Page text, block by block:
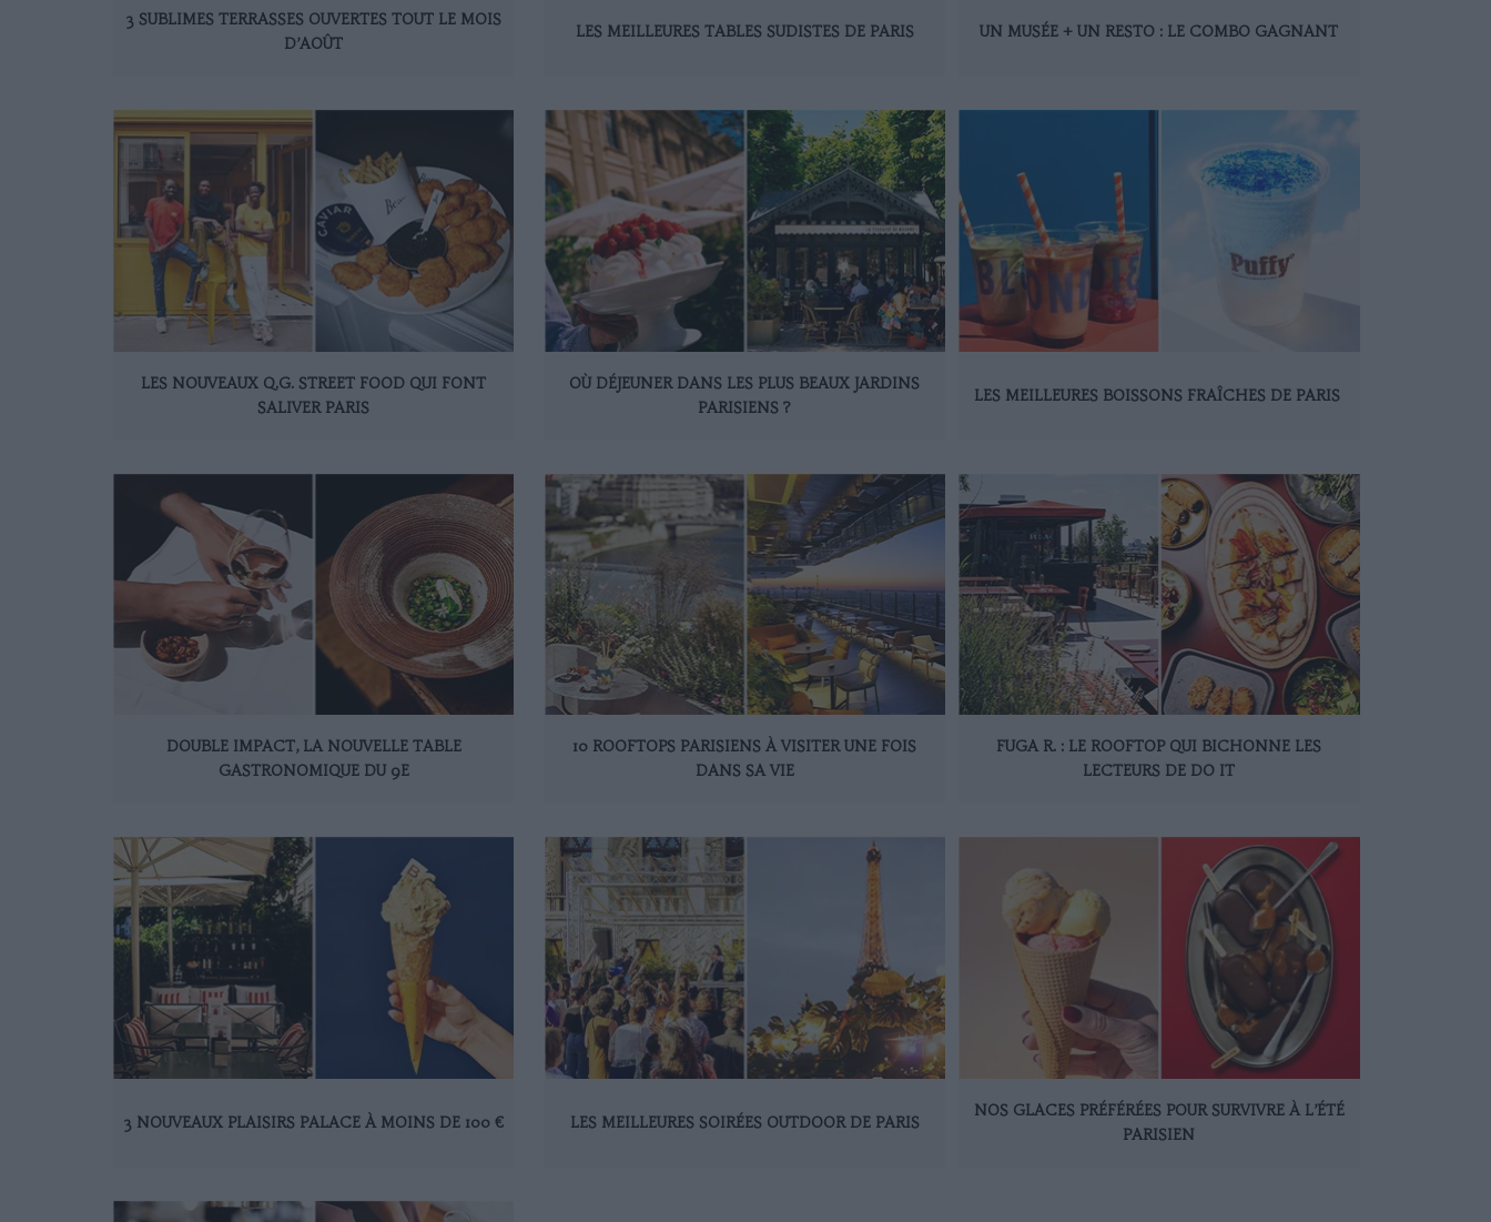
3 SUBLIMES TERRASSES OUVERTES TOUT LE MOIS
D’AOÛT
LES MEILLEURES TABLES SUDISTES DE PARIS UN MUSÉE + UN RESTO : LE COMBO GAGNANT
LES NOUVEAUX Q.G. STREET FOOD QUI FONT
SALIVER PARIS
OÙ DÉJEUNER DANS LES PLUS BEAUX JARDINS
PARISIENS ?
LES MEILLEURES BOISSONS FRAÎCHES DE PARIS
DOUBLE IMPACT, LA NOUVELLE TABLE
GASTRONOMIQUE DU 9E
10 ROOFTOPS PARISIENS À VISITER UNE FOIS
DANS SA VIE
FUGA R. : LE ROOFTOP QUI BICHONNE LES
LECTEURS DE DO IT
3 NOUVEAUX PLAISIRS PALACE À MOINS DE 100 € LES MEILLEURES SOIRÉES OUTDOOR DE PARIS
NOS GLACES PRÉFÉRÉES POUR SURVIVRE À L’ÉTÉ
PARISIEN